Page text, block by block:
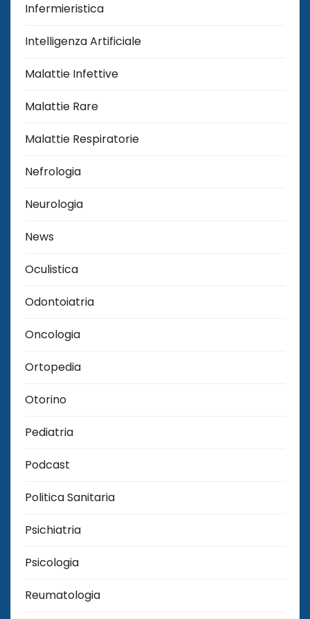
Infermieristica
Intelligenza Artificiale
Malattie Infettive
Malattie Rare
Malattie Respiratorie
Nefrologia
Neurologia
News
Oculistica
Odontoiatria
Oncologia
Ortopedia
Otorino
Pediatria
Podcast
Politica Sanitaria
Psichiatria
Psicologia
Reumatologia